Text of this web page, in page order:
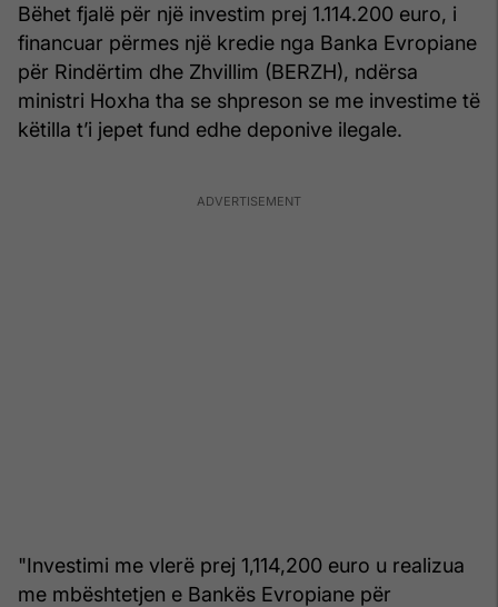
Bëhet fjalë për një investim prej 1.114.200 euro, i
financuar përmes një kredie nga Banka Evropiane
për Rindërtim dhe Zhvillim (BERZH), ndërsa
ministri Hoxha tha se shpreson se me investime të
këtilla t’i jepet fund edhe deponive ilegale.
"Investimi me vlerë prej 1,114,200 euro u realizua
me mbështetjen e Bankës Evropiane për